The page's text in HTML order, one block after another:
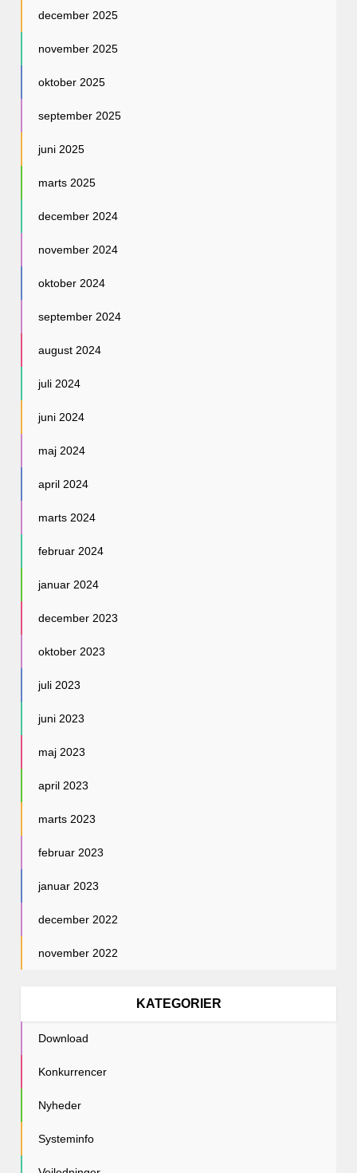
december 2025
november 2025
oktober 2025
september 2025
juni 2025
marts 2025
december 2024
november 2024
oktober 2024
september 2024
august 2024
juli 2024
juni 2024
maj 2024
april 2024
marts 2024
februar 2024
januar 2024
december 2023
oktober 2023
juli 2023
juni 2023
maj 2023
april 2023
marts 2023
februar 2023
januar 2023
december 2022
november 2022
KATEGORIER
Download
Konkurrencer
Nyheder
Systeminfo